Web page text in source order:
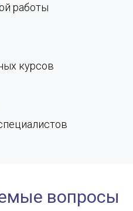
работы
курсов
вопросы